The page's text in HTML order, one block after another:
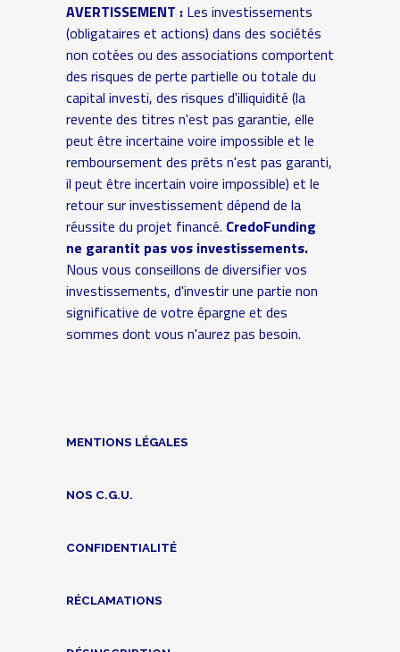
AVERTISSEMENT :Les investissements
(obligataires et actions) dans des sociétés
non cotées ou des associations comportent
des risques de perte partielle ou totale du
capital investi, des risques d'illiquidité (la
revente des titres n'est pas garantie, elle
peut être incertaine voire impossible et le
remboursement des prêts n'est pas garanti,
il peut être incertain voire impossible) et le
retour sur investissement dépend de la
réussite du projet financé. CredoFunding
ne garantit pas vos investissements.
Nous vous conseillons de diversifier vos
investissements, d'investir une partie non
significative de votre épargne et des
sommes dont vous n'aurez pas besoin.
MENTIONS LÉGALES
NOS C.G.U.
CONFIDENTIALITÉ
RÉCLAMATIONS